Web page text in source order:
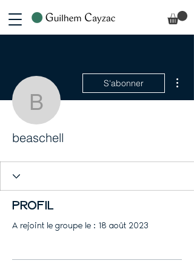
beaschell
S'abonner
beaschell
Profil
A rejoint le groupe le : 18 août 2023